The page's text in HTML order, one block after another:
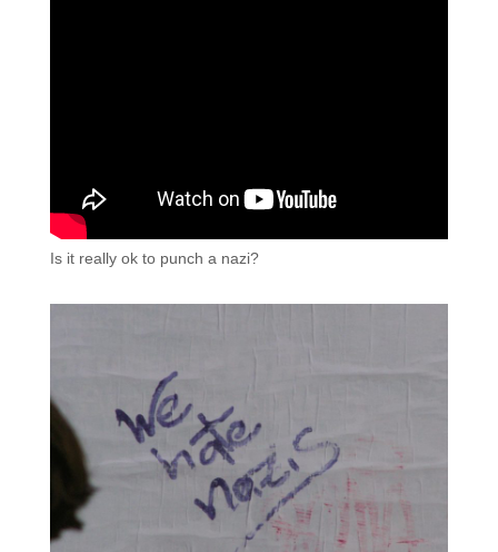
Is it really ok to punch a nazi?